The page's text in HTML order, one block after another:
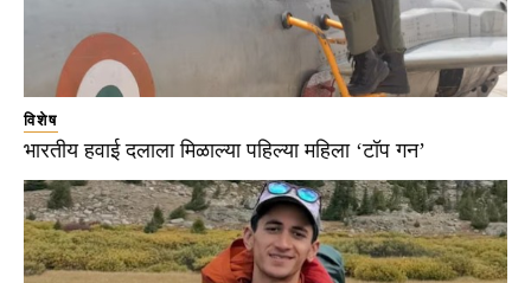
विशेष
भारतीय हवाई दलाला मिळाल्या पहिल्या महिला ‘टॉप गन’